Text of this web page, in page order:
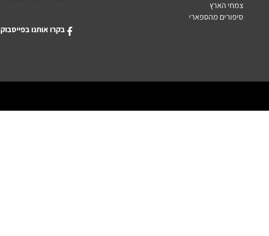
צמחי הארץ
סיפורים מהספארי
בקרו אותנו בפייסבוק